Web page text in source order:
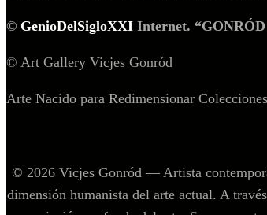
© GenioDelSigloXXI Internet.
© Art Gallery Vicjes Gonród
Arte Nacido para Redimensionar Colecciones
© 2026 Vicjes Gonród — Artista
dimensión humanista del arte actual. A